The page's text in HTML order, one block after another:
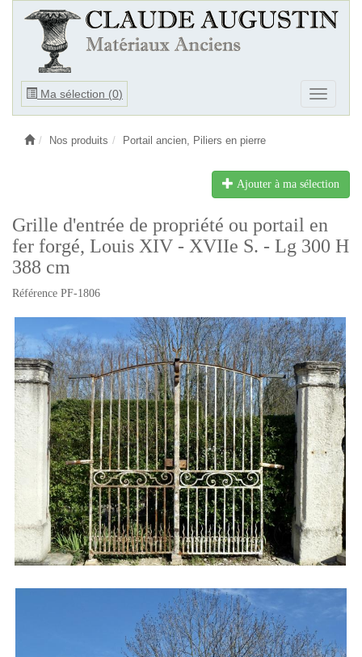
Ma sélection (0)
Ouvrir
Ouvrir
le
Nos produits Portail ancien, Piliers en pierre
Ajouter à ma sélection
Grille d'entrée de propriété ou portail en
fer forgé, Louis XIV - XVIIe S. - Lg 300 H
388 cm
Référence PF-1806